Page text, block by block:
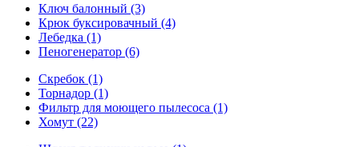
Ключ балонный (3)
Крюк буксировачный (4)
Лебедка (1)
Пеногенератор (6)
Скребок (1)
Торнадор (1)
Фильтр для моющего пылесоса (1)
Хомут (22)